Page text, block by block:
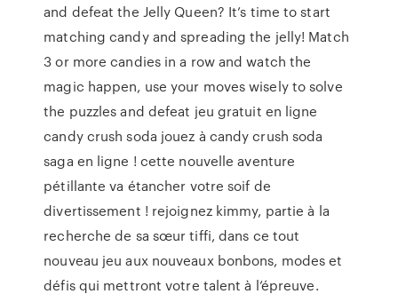
and defeat the Jelly Queen? It’s time to start
matching candy and spreading the jelly! Match
3 or more candies in a row and watch the
magic happen, use your moves wisely to solve
the puzzles and defeat jeu gratuit en ligne
candy crush soda jouez à candy crush soda
saga en ligne ! cette nouvelle aventure
pétillante va étancher votre soif de
divertissement ! rejoignez kimmy, partie à la
recherche de sa sœur tiffi, dans ce tout
nouveau jeu aux nouveaux bonbons, modes et
défis qui mettront votre talent à l’épreuve.